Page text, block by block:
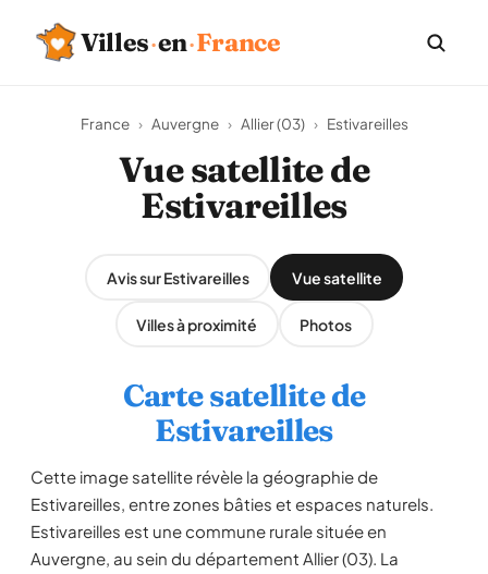
Villes·en·France
France › Auvergne › Allier (03) › Estivareilles
Vue satellite de
Estivareilles
Avis sur Estivareilles Vue satellite
Villes à proximité Photos
Carte satellite de
Estivareilles
Cette image satellite révèle la géographie de
Estivareilles, entre zones bâties et espaces naturels.
Estivareilles est une commune rurale située en
Auvergne, au sein du département Allier (03). La